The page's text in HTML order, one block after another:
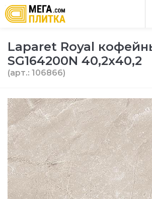
Laparet Royal
SG164200N 40,2х40,2
(арт.: 106866)